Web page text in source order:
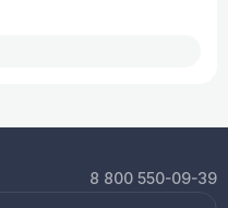
8 800 550-09-39